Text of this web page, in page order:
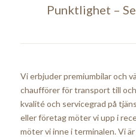
Punktlighet –
Vi erbjuder premiumbilar och
chaufförer för transport till
kvalité och servicegrad på
eller företag möter vi upp i
möter vi inne i terminalen. Vi